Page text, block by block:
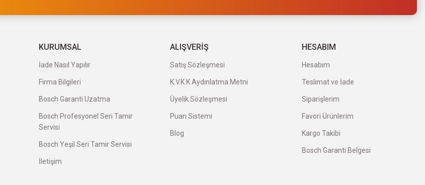
KURUMSAL
İade Nasıl Yapılır
Firma Bilgileri
Bosch Garanti Uzatma
Bosch Profesyonel Seri Tamir
Servisi
Bosch Yeşil Seri Tamir Servisi
İletişim
ALIŞVERİŞ
Satış Sözleşmesi
K.V.K.K Aydınlatma Metni
Üyelik Sözleşmesi
Puan Sistemi
Blog
HESABIM
Hesabım
Teslimat ve İade
Siparişlerim
Favori Ürünlerim
Kargo Takibi
Bosch Garanti Belgesi